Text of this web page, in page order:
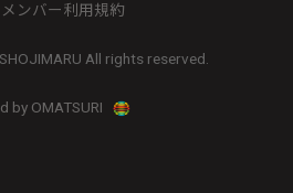
メンバー利用規約
All rights reserved.
by OMATSURI